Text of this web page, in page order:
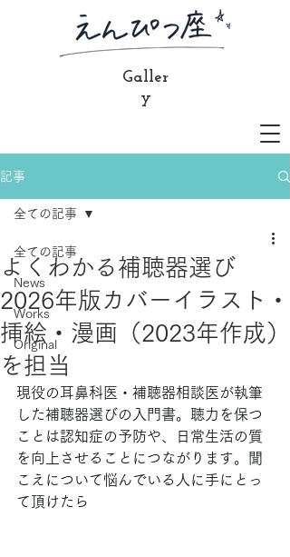
Galler
y
記事
全ての記事
News
Works
Original
全ての記事
よくわかる補聴器選び
2026年版カバーイラスト・
挿絵・漫画（2023年作成）
を担当
現役の耳鼻科医・補聴器相談医が執筆
した補聴器選びの入門書。聴力を保つ
ことは認知症の予防や、日常生活の質
を向上させることにつながります。聞
こえについて悩んでいる人に手にとっ
て頂けたら